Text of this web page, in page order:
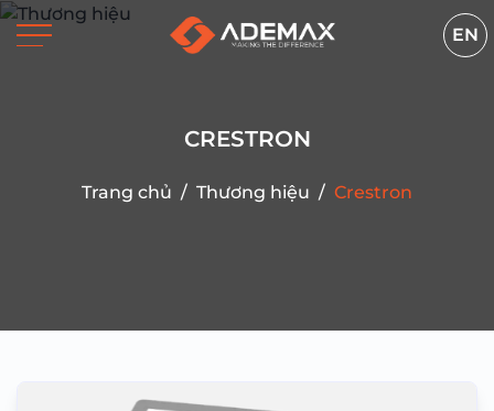
EN
CRESTRON
Trang chủ / Thương hiệu / Crestron